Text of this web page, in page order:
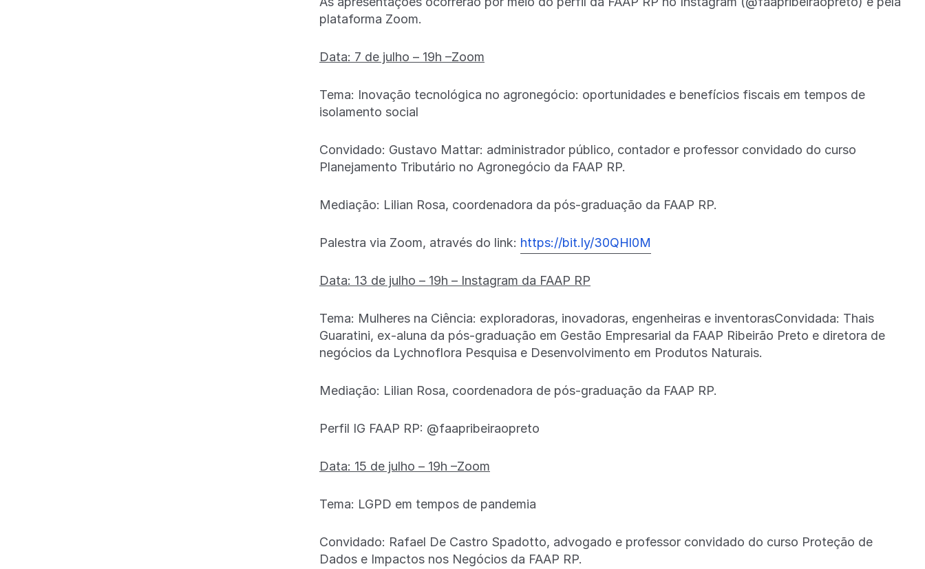
plataforma Zoom.
Data: 7 de julho – 19h –Zoom
Tema: Inovação tecnológica no agronegócio: oportunidades e benefícios fiscais em tempos de
isolamento social
Convidado: Gustavo Mattar: administrador público, contador e professor convidado do curso
Planejamento Tributário no Agronegócio da FAAP RP.
Mediação: Lilian Rosa, coordenadora da pós-graduação da FAAP RP.
Palestra via Zoom, através do link: https://bit.ly/30QHl0M
Data: 13 de julho – 19h – Instagram da FAAP RP
Tema: Mulheres na Ciência: exploradoras, inovadoras, engenheiras e inventorasConvidada: Thais
Guaratini, ex-aluna da pós-graduação em Gestão Empresarial da FAAP Ribeirão Preto e diretora de
negócios da Lychnoflora Pesquisa e Desenvolvimento em Produtos Naturais.
Mediação: Lilian Rosa, coordenadora de pós-graduação da FAAP RP.
Perfil IG FAAP RP: @faapribeiraopreto
Data: 15 de julho – 19h –Zoom
Tema: LGPD em tempos de pandemia
Convidado: Rafael De Castro Spadotto, advogado e professor convidado do curso Proteção de
Dados e Impactos nos Negócios da FAAP RP.